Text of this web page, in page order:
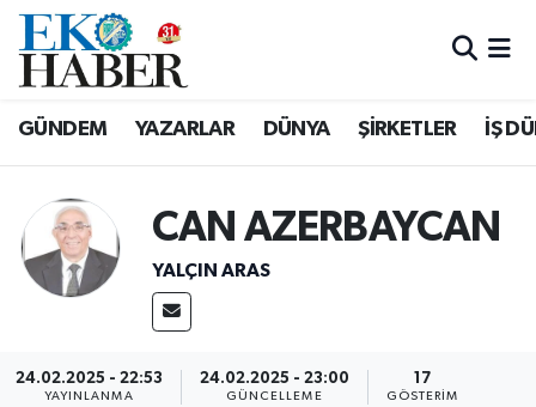
GÜNDEM YAZARLAR DÜNYA ŞİRKETLER İŞ
CAN AZERBAYCAN
YALÇIN ARAS
24.02.2025 - 22:53
YAYINLANMA
24.02.2025 - 23:00
GÜNCELLEME
17
GÖSTERIM
Hava Durumu
Süper Lig Puan Durumu ve Fikstür
Tüm Manşetler
Son Dakika Haberleri
Haber Arşivi